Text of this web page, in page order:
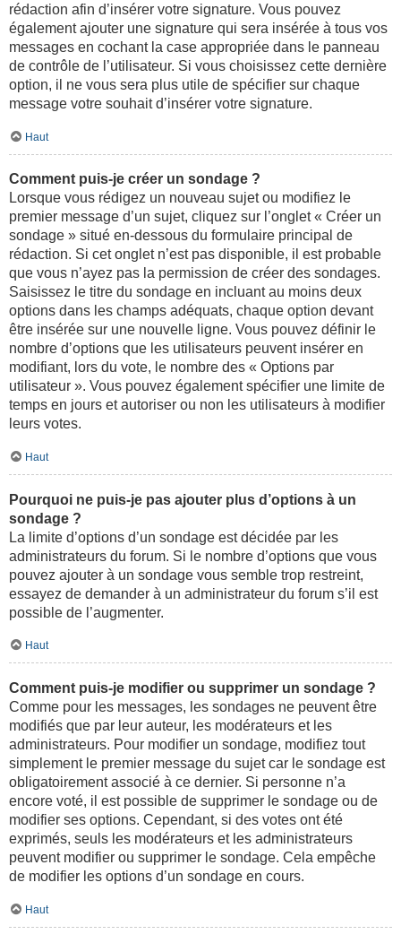
rédaction afin d’insérer votre signature. Vous pouvez
également ajouter une signature qui sera insérée à tous vos
messages en cochant la case appropriée dans le panneau
de contrôle de l’utilisateur. Si vous choisissez cette dernière
option, il ne vous sera plus utile de spécifier sur chaque
message votre souhait d’insérer votre signature.
Haut
Comment puis-je créer un sondage ?
Lorsque vous rédigez un nouveau sujet ou modifiez le
premier message d’un sujet, cliquez sur l’onglet « Créer un
sondage » situé en-dessous du formulaire principal de
rédaction. Si cet onglet n’est pas disponible, il est probable
que vous n’ayez pas la permission de créer des sondages.
Saisissez le titre du sondage en incluant au moins deux
options dans les champs adéquats, chaque option devant
être insérée sur une nouvelle ligne. Vous pouvez définir le
nombre d’options que les utilisateurs peuvent insérer en
modifiant, lors du vote, le nombre des « Options par
utilisateur ». Vous pouvez également spécifier une limite de
temps en jours et autoriser ou non les utilisateurs à modifier
leurs votes.
Haut
Pourquoi ne puis-je pas ajouter plus d’options à un
sondage ?
La limite d’options d’un sondage est décidée par les
administrateurs du forum. Si le nombre d’options que vous
pouvez ajouter à un sondage vous semble trop restreint,
essayez de demander à un administrateur du forum s’il est
possible de l’augmenter.
Haut
Comment puis-je modifier ou supprimer un sondage ?
Comme pour les messages, les sondages ne peuvent être
modifiés que par leur auteur, les modérateurs et les
administrateurs. Pour modifier un sondage, modifiez tout
simplement le premier message du sujet car le sondage est
obligatoirement associé à ce dernier. Si personne n’a
encore voté, il est possible de supprimer le sondage ou de
modifier ses options. Cependant, si des votes ont été
exprimés, seuls les modérateurs et les administrateurs
peuvent modifier ou supprimer le sondage. Cela empêche
de modifier les options d’un sondage en cours.
Haut